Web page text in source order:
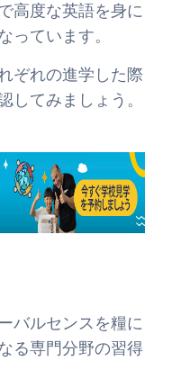
高度な英語を身に
っています。
ぞれの進学した際
してみましょう。
バルセンスを糧に
る専門分野の習得